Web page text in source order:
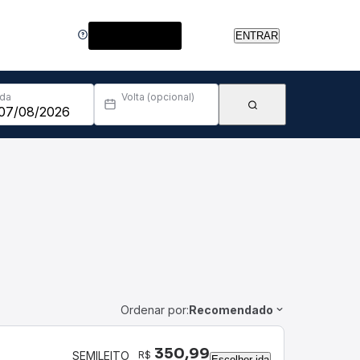
ENTRAR
Volta (opcional)
Ordenar por:Recomendado
SEMILEITO R$ 350,99